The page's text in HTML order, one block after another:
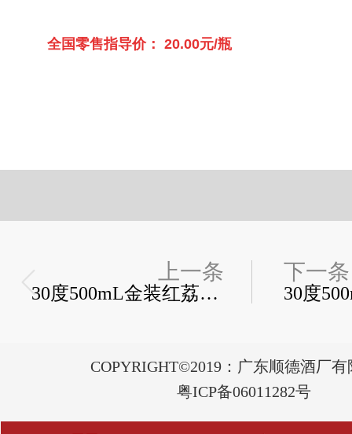
全国零售指导价： 20.00元/瓶
上一条
30度500mL金装红荔红米酒
下一条
COPYRIGHT©2019：广东顺德酒厂
粤ICP备06011282号